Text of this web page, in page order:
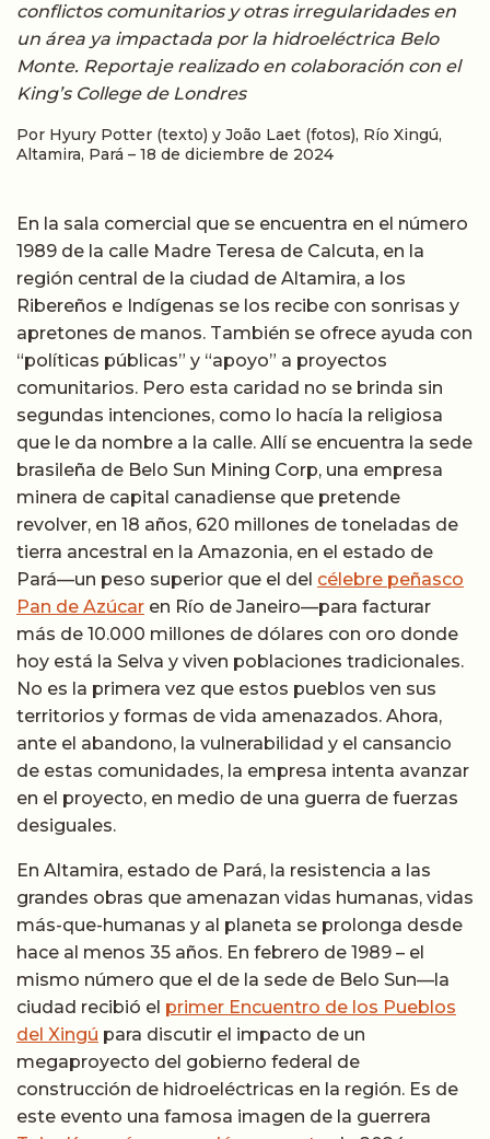
conflictos comunitarios y otras irregularidades en
un área ya impactada por la hidroeléctrica Belo
Monte. Reportaje realizado en colaboración con el
King’s College de Londres
Por Hyury Potter (texto) y João Laet (fotos), Río Xingú,
Altamira, Pará – 18 de diciembre de 2024
En la sala comercial que se encuentra en el número
1989 de la calle Madre Teresa de Calcuta, en la
región central de la ciudad de Altamira, a los
Ribereños e Indígenas se los recibe con sonrisas y
apretones de manos. También se ofrece ayuda con
“políticas públicas” y “apoyo” a proyectos
comunitarios. Pero esta caridad no se brinda sin
segundas intenciones, como lo hacía la religiosa
que le da nombre a la calle. Allí se encuentra la sede
brasileña de Belo Sun Mining Corp, una empresa
minera de capital canadiense que pretende
revolver, en 18 años, 620 millones de toneladas de
tierra ancestral en la Amazonia, en el estado de
Pará—un peso superior que el del célebre peñasco
Pan de Azúcar en Río de Janeiro—para facturar
más de 10.000 millones de dólares con oro donde
hoy está la Selva y viven poblaciones tradicionales.
No es la primera vez que estos pueblos ven sus
territorios y formas de vida amenazados. Ahora,
ante el abandono, la vulnerabilidad y el cansancio
de estas comunidades, la empresa intenta avanzar
en el proyecto, en medio de una guerra de fuerzas
desiguales.
En Altamira, estado de Pará, la resistencia a las
grandes obras que amenazan vidas humanas, vidas
más-que-humanas y al planeta se prolonga desde
hace al menos 35 años. En febrero de 1989 – el
mismo número que el de la sede de Belo Sun—la
ciudad recibió el primer Encuentro de los Pueblos
del Xingú para discutir el impacto de un
megaproyecto del gobierno federal de
construcción de hidroeléctricas en la región. Es de
este evento una famosa imagen de la guerrera